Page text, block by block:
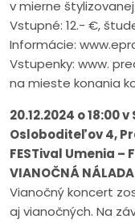
v mierne
Vstupné: 12.- €,
Informácie:
Vstupenky: www.
na mieste konania
20.12.2024 o 18:00
Osloboditeľov 4,
FESTival Umenia –
VIANOČNÁ NÁLADA
Vianočný koncert
aj vianočných. Na